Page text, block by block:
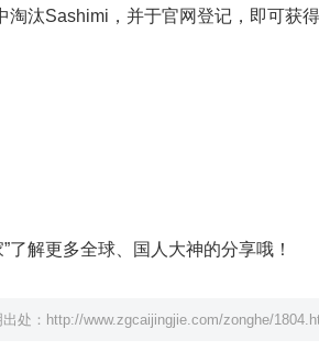
淘汰Sashimi，并于官网登记，即可获
了解更多全球、国人大神的分享哦！
处： http://www.zgcaijingjie.com/zonghe/